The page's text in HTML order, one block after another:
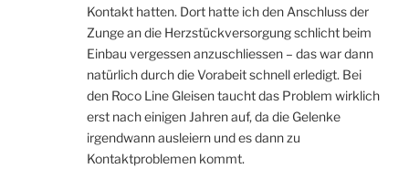
Kontakt hatten. Dort hatte ich den Anschluss der
Zunge an die Herzstückversorgung schlicht beim
Einbau vergessen anzuschliessen – das war dann
natürlich durch die Vorabeit schnell erledigt. Bei
den Roco Line Gleisen taucht das Problem wirklich
erst nach einigen Jahren auf, da die Gelenke
irgendwann ausleiern und es dann zu
Kontaktproblemen kommt.